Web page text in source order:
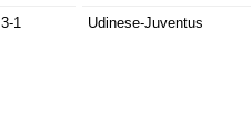
3-1
Udinese-Juventus